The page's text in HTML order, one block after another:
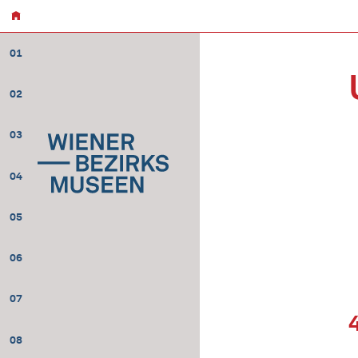
01
02
03
04
05
06
07
08